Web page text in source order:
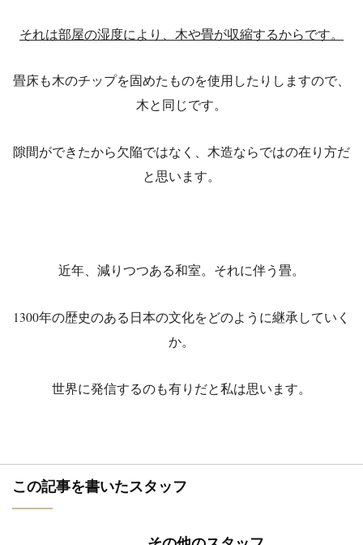
それは部屋の湿度により、木や畳が収縮するからです。
畳床も木のチップを固めたものを使用したりしますので、
木と同じです。
隙間ができたから欠陥ではなく、木造ならではの在り方だ
と思います。
近年、減りつつある和室。それに伴う畳。
1300年の歴史のある日本の文化をどのように継承していく
か。
世界に発信するのも有りだと私は思います。
この記事を書いたスタッフ